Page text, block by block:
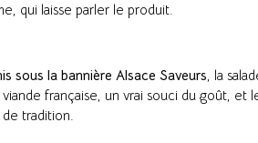
qui laisse parler le produit.
sous la bannière Alsace Saveurs, la
française, un vrai souci du goût, et
tradition.